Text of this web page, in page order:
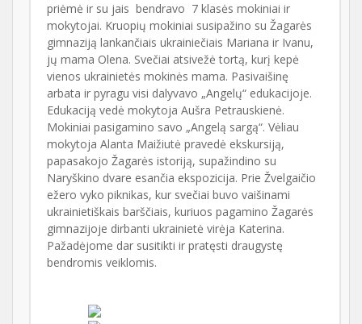
priėmė ir su jais bendravo 7 klasės mokiniai ir
mokytojai. Kruopių mokiniai susipažino su Žagarės
gimnaziją lankančiais ukrainiečiais Mariana ir Ivanu,
jų mama Olena. Svečiai atsivežė tortą, kurį kepė
vienos ukrainietės mokinės mama. Pasivaišinę
arbata ir pyragu visi dalyvavo „Angelų“ edukacijoje.
Edukaciją vedė mokytoja Aušra Petrauskienė.
Mokiniai pasigamino savo „Angelą sargą“. Vėliau
mokytoja Alanta Maižiutė pravedė ekskursiją,
papasakojo Žagarės istoriją, supažindino su
Naryškino dvare esančia ekspozicija. Prie Žvelgaičio
ežero vyko piknikas, kur svečiai buvo vaišinami
ukrainietiškais barščiais, kuriuos pagamino Žagarės
gimnazijoje dirbanti ukrainietė virėja Katerina.
Pažadėjome dar susitikti ir pratęsti draugystę
bendromis veiklomis.